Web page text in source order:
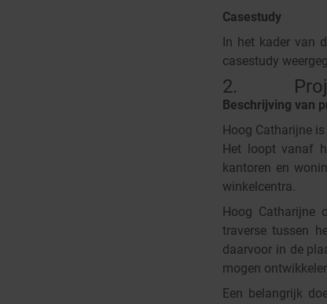
Casestudy
In het kader van
casestudy
2. Project
Beschrijving van
Hoog Catharijne
Het loopt vanaf
kantoren en
winkelcentra.
Hoog Catharijne
traverse tussen
daarvoor in de
mogen
Een belangrijk